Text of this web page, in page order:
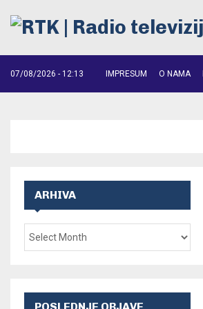
07/08/2026 - 12:13 IMPRESUM O NAMA
ARHIVA